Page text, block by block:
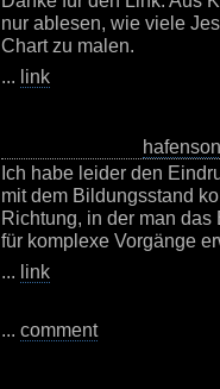
nur ablesen, wie viele
Chart zu malen.
... link
Ich habe leider den
mit dem Bildungsstand
Richtung, in der man
für komplexe Vorgänge
... link
... comment